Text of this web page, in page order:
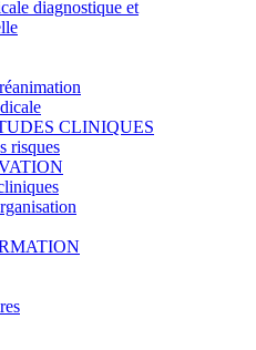
diagnostique et
CLINIQUES
risques